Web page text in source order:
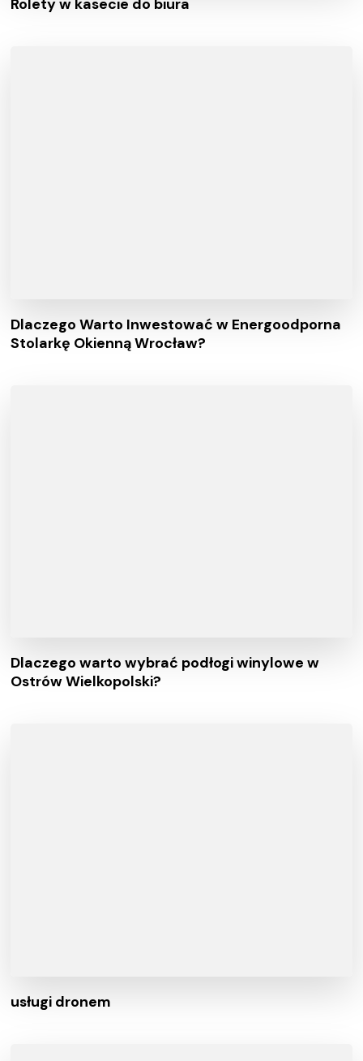
Dlaczego Warto Inwestować w Energoodporna
Stolarkę Okienną Wrocław?
Dlaczego warto wybrać podłogi winylowe w
Ostrów Wielkopolski?
usługi dronem